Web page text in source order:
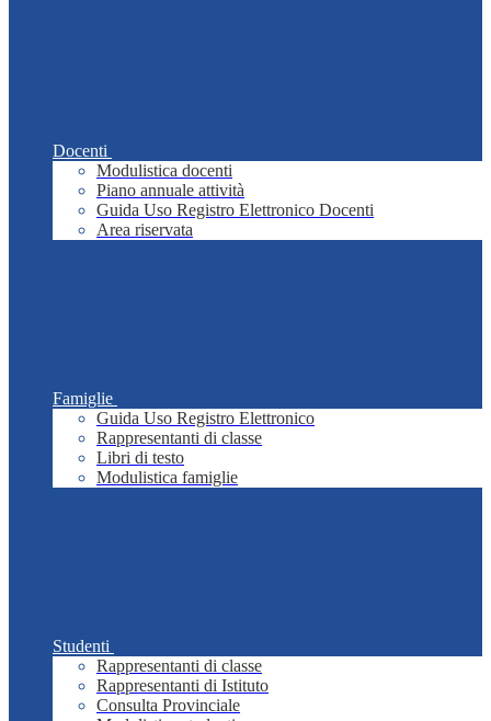
Docenti
Modulistica docenti
Piano annuale attività
Guida Uso Registro Elettronico Docenti
Area riservata
Famiglie
Guida Uso Registro Elettronico
Rappresentanti di classe
Libri di testo
Modulistica famiglie
Studenti
Rappresentanti di classe
Rappresentanti di Istituto
Consulta Provinciale